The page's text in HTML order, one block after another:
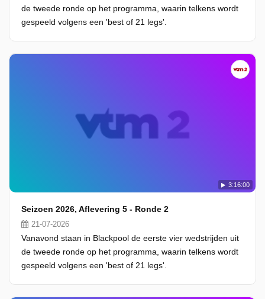
de tweede ronde op het programma, waarin telkens wordt
gespeeld volgens een 'best of 21 legs'.
3:16:00
Seizoen 2026, Aflevering 5 - Ronde 2
21-07-2026
Vanavond staan in Blackpool de eerste vier wedstrijden uit
de tweede ronde op het programma, waarin telkens wordt
gespeeld volgens een 'best of 21 legs'.